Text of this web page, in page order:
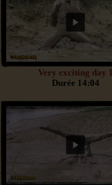
Very exciting day 1
Durée 14:04